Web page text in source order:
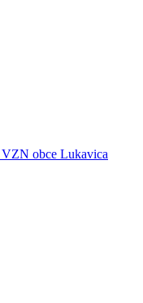
VZN obce Lukavica